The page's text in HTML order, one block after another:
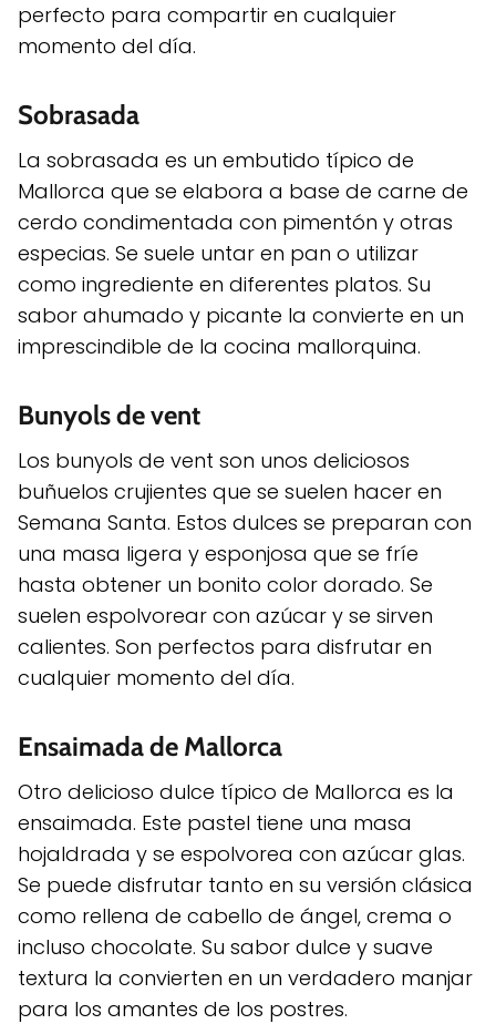
perfecto para compartir en cualquier
momento del día.
Sobrasada
La sobrasada es un embutido típico de
Mallorca que se elabora a base de carne de
cerdo condimentada con pimentón y otras
especias. Se suele untar en pan o utilizar
como ingrediente en diferentes platos. Su
sabor ahumado y picante la convierte en un
imprescindible de la cocina mallorquina.
Bunyols de vent
Los bunyols de vent son unos deliciosos
buñuelos crujientes que se suelen hacer en
Semana Santa. Estos dulces se preparan con
una masa ligera y esponjosa que se fríe
hasta obtener un bonito color dorado. Se
suelen espolvorear con azúcar y se sirven
calientes. Son perfectos para disfrutar en
cualquier momento del día.
Ensaimada de Mallorca
Otro delicioso dulce típico de Mallorca es la
ensaimada. Este pastel tiene una masa
hojaldrada y se espolvorea con azúcar glas.
Se puede disfrutar tanto en su versión clásica
como rellena de cabello de ángel, crema o
incluso chocolate. Su sabor dulce y suave
textura la convierten en un verdadero manjar
para los amantes de los postres.